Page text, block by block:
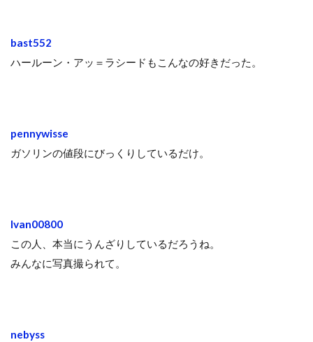
bast552
ハールーン・アッ＝ラシードもこんなの好きだった。
pennywisse
ガソリンの値段にびっくりしているだけ。
Ivan00800
この人、本当にうんざりしているだろうね。
みんなに写真撮られて。
nebyss